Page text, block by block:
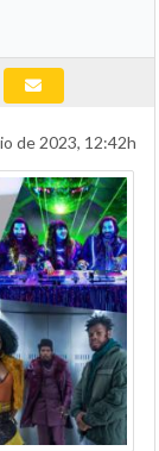
de 2023, 12:42h